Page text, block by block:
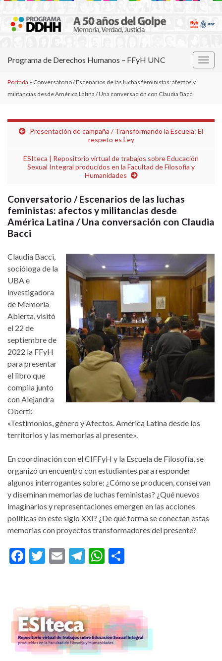
Programa de Derechos Humanos – FFyH UNC
Portada » Conversatorio / Escenarios de las luchas feministas: afectos y
militancias desde América Latina / Una conversación con Claudia Bacci
Presentación de campaña / Transformando la Escuela: El
respeto es Ley
ESIteca | Repositorio virtual de trabajos sobre Educación
Sexual Integral producidos en la Facultad de Filosofía y
Humanidades
Conversatorio / Escenarios de las luchas
feministas: afectos y militancias desde
América Latina / Una conversación con Claudia
Bacci
Claudia Bacci,
socióloga de la
UBA e
investigadora
de Memoria
Abierta, visitó
el 22 de
septiembre de
2022 la FFyH
para presentar
el libro que
compila junto
con Alejandra
Oberti:
«Testimonios, género y Afectos. América Latina desde los
territorios y las memorias al presente».
En coordinación con el CIFFyH y la Escuela de Filosofía, se
organizó un encuentro con estudiantes para responder
algunos interrogantes sobre: ¿Cómo se producen, conservan
y diseminan memorias de luchas feministas? ¿Qué nuevos
imaginarios y representaciones emergen en las acciones
políticas en este siglo XXI? ¿De qué forma se conectan estas
memorias con proyectos transformadores del presente?
F
o
o
k
T
er
E
l
T
gr
a
m
W
s
A
p
p
p
ar
ti
r